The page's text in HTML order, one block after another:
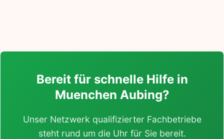
Bereit für schnelle Hilfe in
Muenchen Aubing?
Unser Netzwerk qualifizierter Fachbetriebe
steht rund um die Uhr für Sie bereit.